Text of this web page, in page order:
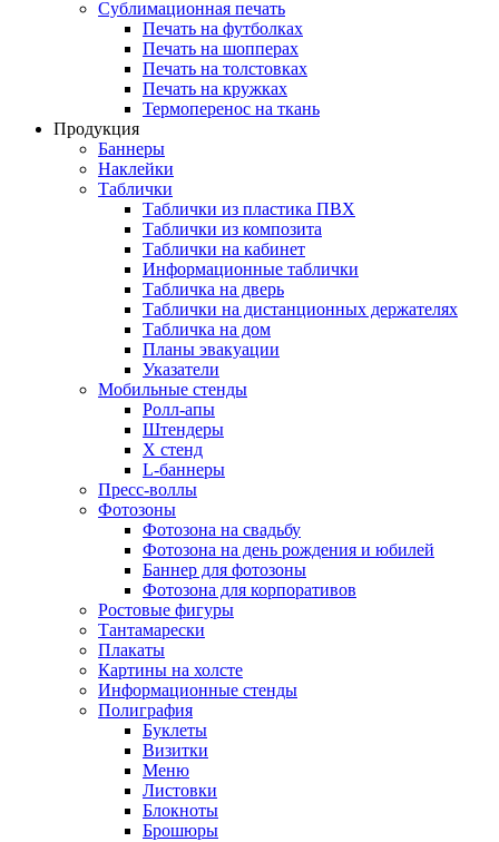
Сублимационная печать
Печать на футболках
Печать на шопперах
Печать на толстовках
Печать на кружках
Термоперенос на ткань
Продукция
Баннеры
Наклейки
Таблички
Таблички из пластика ПВХ
Таблички из композита
Таблички на кабинет
Информационные таблички
Табличка на дверь
Таблички на дистанционных держателях
Табличка на дом
Планы эвакуации
Указатели
Мобильные стенды
Ролл-апы
Штендеры
Х стенд
L-баннеры
Пресс-воллы
Фотозоны
Фотозона на свадьбу
Фотозона на день рождения и юбилей
Баннер для фотозоны
Фотозона для корпоративов
Ростовые фигуры
Тантамарески
Плакаты
Картины на холсте
Информационные стенды
Полиграфия
Буклеты
Визитки
Меню
Листовки
Блокноты
Брошюры